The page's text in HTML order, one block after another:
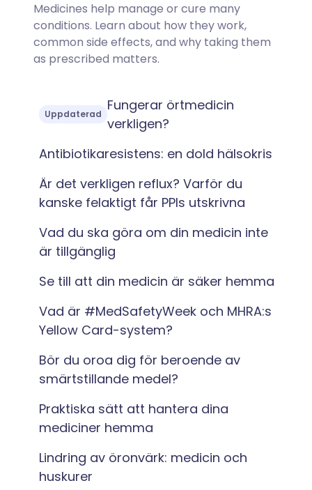
Medicines help manage or cure many
conditions. Learn about how they work,
common side effects, and why taking them
as prescribed matters.
Uppdaterad
Fungerar örtmedicin
verkligen?
Antibiotikaresistens: en dold hälsokris
Är det verkligen reflux? Varför du
kanske felaktigt får PPIs utskrivna
Vad du ska göra om din medicin inte
är tillgänglig
Se till att din medicin är säker hemma
Vad är #MedSafetyWeek och MHRA:s
Yellow Card-system?
Bör du oroa dig för beroende av
smärtstillande medel?
Praktiska sätt att hantera dina
mediciner hemma
Lindring av öronvärk: medicin och
huskurer